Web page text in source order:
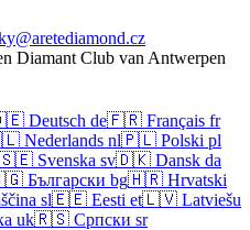
Diamant Club van Antwerpen
Deutsch de🇫🇷 Français fr
Nederlands nl🇵🇱 Polski pl
Svenska sv🇩🇰 Dansk da
Български bg🇭🇷 Hrvatski
sl🇪🇪 Eesti et🇱🇻 Latviešu
uk🇷🇸 Српски sr